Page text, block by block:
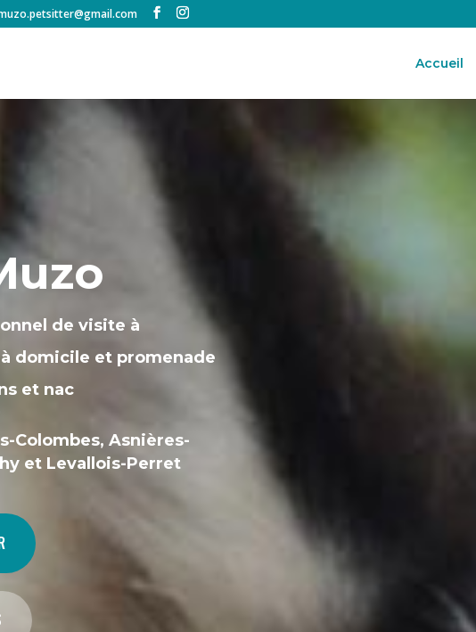
Accueil
de visite à
domicile et promenade
et nac
Colombes, Asnières-
et Levallois-Perret